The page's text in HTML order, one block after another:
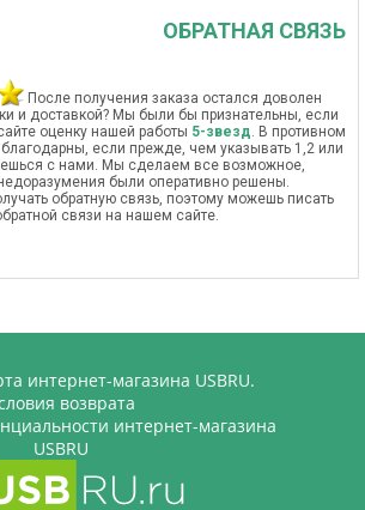
ОБРАТНАЯ СВЯЗЬ
После получения заказа остался доволен
и доставкой? Мы были бы признательны, если
оценку нашей работы 5-звезд. В противном
если прежде, чем указывать 1,2 или
с нами. Мы сделаем все возможное,
были оперативно решены.
обратную связь, поэтому можешь писать
связи на нашем сайте.
интернет-магазина USBRU.
возврата
интернет-магазина
USBRU